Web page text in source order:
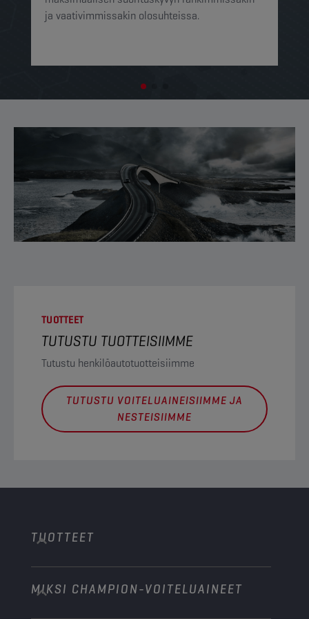
ja vaativimmissakin olosuhteissa.
TUOTTEET
TUTUSTU TUOTTEISIIMME
Tutustu henkilöautotuotteisiimme
TUTUSTU VOITELUAINEISIIMME JA
NESTEISIIMME
TUOTTEET
Henkilöautot
MIKSI CHAMPION-VOITELUAINEET